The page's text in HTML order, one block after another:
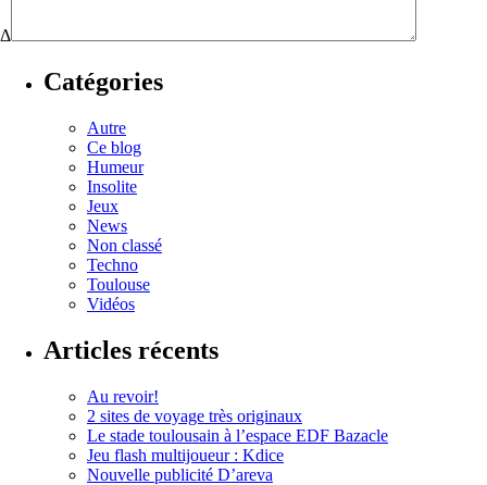
Δ
Catégories
Autre
Ce blog
Humeur
Insolite
Jeux
News
Non classé
Techno
Toulouse
Vidéos
Articles récents
Au revoir!
2 sites de voyage très originaux
Le stade toulousain à l’espace EDF Bazacle
Jeu flash multijoueur : Kdice
Nouvelle publicité D’areva